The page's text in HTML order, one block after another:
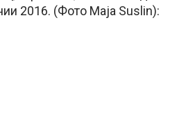
2016. (Фото Maja Suslin):